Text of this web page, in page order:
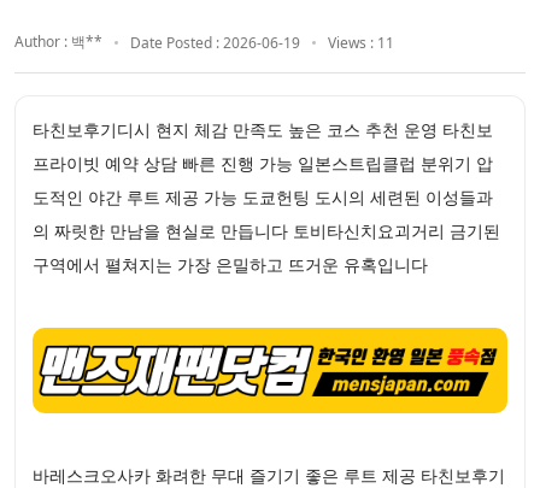
Author : 백** Date Posted : 2026-06-19 Views : 11
타친보후기디시 현지 체감 만족도 높은 코스 추천 운영 타친보
프라이빗 예약 상담 빠른 진행 가능 일본스트립클럽 분위기 압
도적인 야간 루트 제공 가능 도쿄헌팅 도시의 세련된 이성들과
의 짜릿한 만남을 현실로 만듭니다 토비타신치요괴거리 금기된
구역에서 펼쳐지는 가장 은밀하고 뜨거운 유혹입니다
바레스크오사카 화려한 무대 즐기기 좋은 루트 제공 타친보후기